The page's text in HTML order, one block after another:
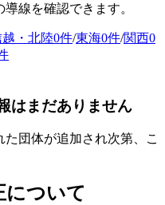
線を確認できます。
・北陸0件/東海0件/関西0
はまだありません
団体が追加され次第、こ
について